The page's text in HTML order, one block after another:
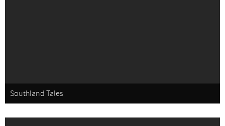
Southland Tales